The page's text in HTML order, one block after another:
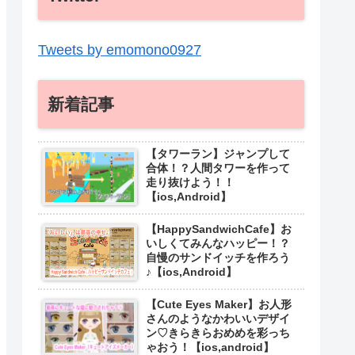
Tweets by emomono0927
新着記事
【タワーラン】ジャンプして
合体！？人間タワーを作って
走り抜けよう！！
【ios,Android】
【HappySandwichCafe】お
いしくてみんなハッピー！？
自慢のサンドイッチを作ろう
♪【ios,Android】
【Cute Eyes Maker】お人形
さんのようなかわいいデザイ
ン♡きらきらおめめを彩っち
ゃおう！【ios,android】